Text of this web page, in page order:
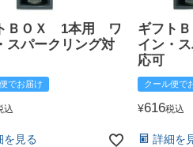
ＢＯＸ 1本用 ワ
スパークリング対
でお届け
込
を見る
ギフト
イン・
応可
クール便で
¥616税込
詳細を